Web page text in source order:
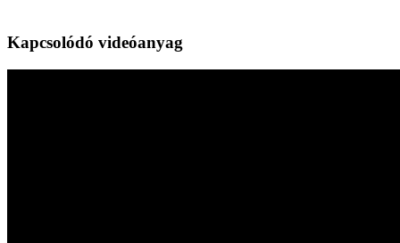
Kapcsolódó videóanyag